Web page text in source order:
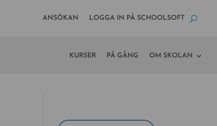
ANSÖKAN LOGGA IN PÅ SCHOOLSOFT
KURSER PÅ GÅNG OM SKOLAN